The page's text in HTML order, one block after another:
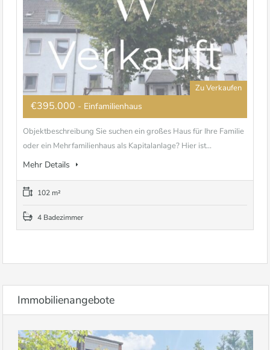
Zu Verkaufen
€395.000 - Einfamilienhaus
Objektbeschreibung Sie suchen ein großes Haus für Ihre Familie
oder ein Mehrfamilienhaus als Kapitalanlage? Hier ist...
Mehr Details
102 m²
4 Badezimmer
Immobilienangebote